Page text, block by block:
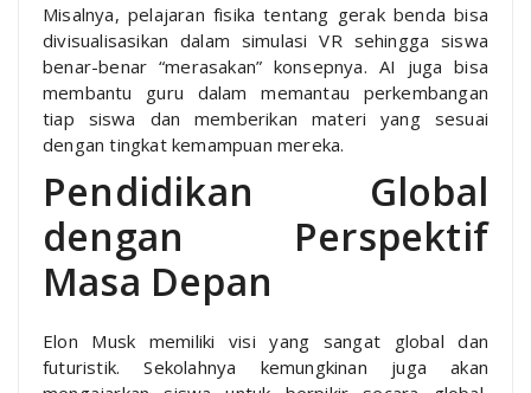
Misalnya, pelajaran fisika tentang gerak benda bisa
divisualisasikan dalam simulasi VR sehingga siswa
benar-benar “merasakan” konsepnya. AI juga bisa
membantu guru dalam memantau perkembangan
tiap siswa dan memberikan materi yang sesuai
dengan tingkat kemampuan mereka.
Pendidikan Global
dengan Perspektif
Masa Depan
Elon Musk memiliki visi yang sangat global dan
futuristik. Sekolahnya kemungkinan juga akan